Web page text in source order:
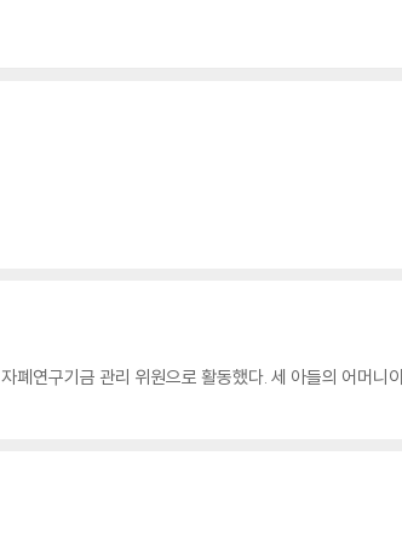
폐연구기금 관리 위원으로 활동했다. 세 아들의 어머니